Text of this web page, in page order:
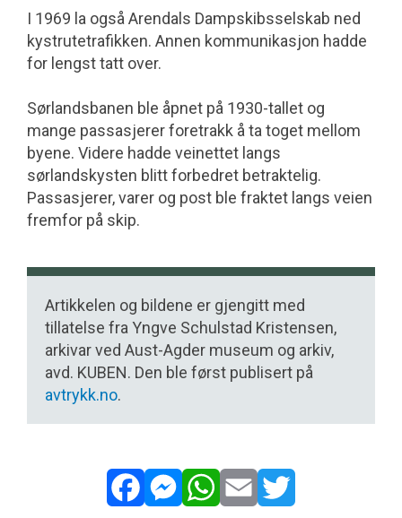
I 1969 la også Arendals Dampskibsselskab ned
kystrutetrafikken. Annen kommunikasjon hadde
for lengst tatt over.
Sørlandsbanen ble åpnet på 1930-tallet og
mange passasjerer foretrakk å ta toget mellom
byene. Videre hadde veinettet langs
sørlandskysten blitt forbedret betraktelig.
Passasjerer, varer og post ble fraktet langs veien
fremfor på skip.
Artikkelen og bildene er gjengitt med
tillatelse fra Yngve Schulstad Kristensen,
arkivar ved Aust-Agder museum og arkiv,
avd. KUBEN. Den ble først publisert på
avtrykk.no.